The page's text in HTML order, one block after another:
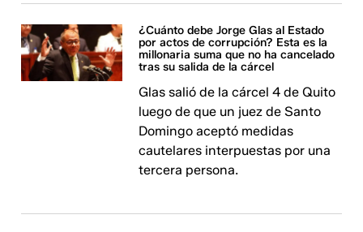
¿Cuánto debe Jorge Glas al Estado
por actos de corrupción? Esta es la
millonaria suma que no ha cancelado
tras su salida de la cárcel
Glas salió de la cárcel 4 de Quito
luego de que un juez de Santo
Domingo aceptó medidas
cautelares interpuestas por una
tercera persona.